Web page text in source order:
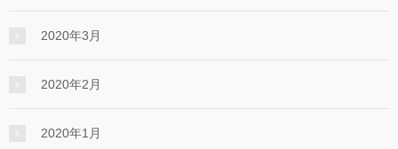
2020年3月
2020年2月
2020年1月